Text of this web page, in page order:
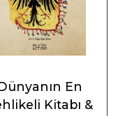
En
Kitabı &